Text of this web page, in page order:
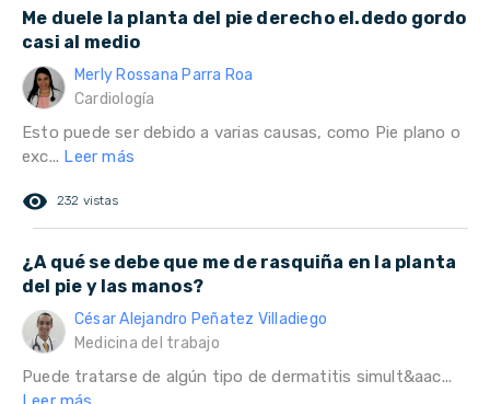
Me duele la planta del pie derecho el.dedo gordo
casi al medio
Merly Rossana Parra Roa
Cardiología
Esto puede ser debido a varias causas, como Pie plano o
exc... Leer más
remove_red_eye 232 vistas
¿A qué se debe que me de rasquiña en la planta
del pie y las manos?
César Alejandro Peñatez Villadiego
Medicina del trabajo
Puede tratarse de algún tipo de dermatitis simult&aac...